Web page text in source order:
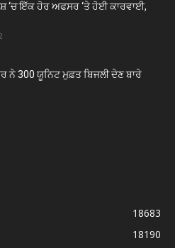
‘ਚ ਇੱਕ ਹੋਰ ਅਫਸਰ ‘ਤੇ ਹੋਈ ਕਾਰਵਾਈ,
ਨੇ 300 ਯੂਨਿਟ ਮੁਫ਼ਤ ਬਿਜਲੀ ਦੇਣ ਬਾਰੇ
18683
18190